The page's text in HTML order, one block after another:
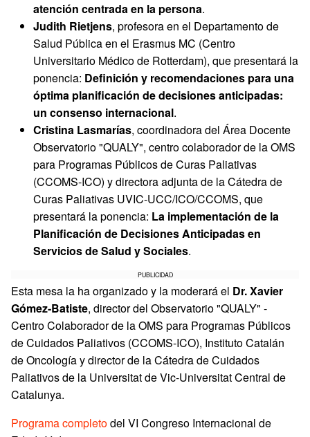
atención centrada en la persona.
Judith Rietjens, profesora en el Departamento de
Salud Pública en el Erasmus MC (Centro
Universitario Médico de Rotterdam), que presentará la
ponencia: Definición y recomendaciones para una
óptima planificación de decisiones anticipadas:
un consenso internacional.
Cristina Lasmarías, coordinadora del Área Docente
Observatorio "QUALY", centro colaborador de la OMS
para Programas Públicos de Curas Paliativas
(CCOMS-ICO) y directora adjunta de la Cátedra de
Curas Paliativas UVIC-UCC/ICO/CCOMS, que
presentará la ponencia: La implementación de la
Planificación de Decisiones Anticipadas en
Servicios de Salud y Sociales.
PUBLICIDAD
Esta mesa la ha organizado y la moderará el Dr. Xavier
Gómez-Batiste, director del Observatorio "QUALY" -
Centro Colaborador de la OMS para Programas Públicos
de Cuidados Paliativos (CCOMS-ICO), Instituto Catalán
de Oncología y director de la Cátedra de Cuidados
Paliativos de la Universitat de Vic-Universitat Central de
Catalunya.
Programa completodel VI Congreso Internacional de